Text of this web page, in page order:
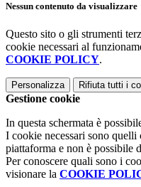
Nessun contenuto da visualizzare
Questo sito o gli strumenti
cookie necessari al
COOKIE POLICY.
Personalizza Rifiuta tutti i
Gestione cookie
In questa schermata è
I cookie necessari sono
piattaforma e non è possibile
Per conoscere quali sono i
visionare la COOKIE